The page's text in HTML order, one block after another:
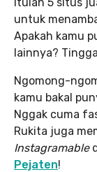
untuk
Apakah kamu
lainnya?
Ngomong-
kamu bakal
Nggak cuma
Rukita juga
Instagramable
Pejaten!